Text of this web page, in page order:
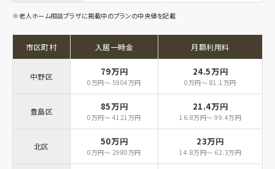
※老人ホーム相談プラザに掲載中のプランの中央値を記載
市区町村 入居一時金 月額利用料
中野区 79万円
0万円～ 5904万円
24.5万円
0万円～ 81.1万円
豊島区 85万円
0万円～ 4121万円
21.4万円
16.8万円～ 99.4万円
北区 50万円
0万円～ 2980万円
23万円
14.8万円～ 62.3万円